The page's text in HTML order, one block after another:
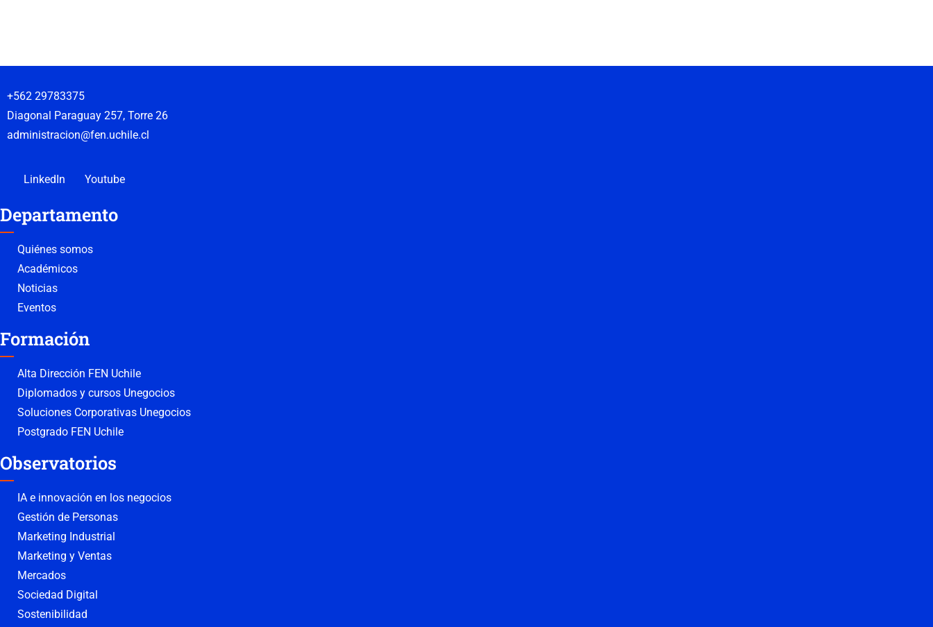
+562 29783375
Diagonal Paraguay 257, Torre 26
administracion@fen.uchile.cl
LinkedIn Youtube
Departamento
Quiénes somos
Académicos
Noticias
Eventos
Formación
Alta Dirección FEN Uchile
Diplomados y cursos Unegocios
Soluciones Corporativas Unegocios
Postgrado FEN Uchile
Observatorios
IA e innovación en los negocios
Gestión de Personas
Marketing Industrial
Marketing y Ventas
Mercados
Sociedad Digital
Sostenibilidad